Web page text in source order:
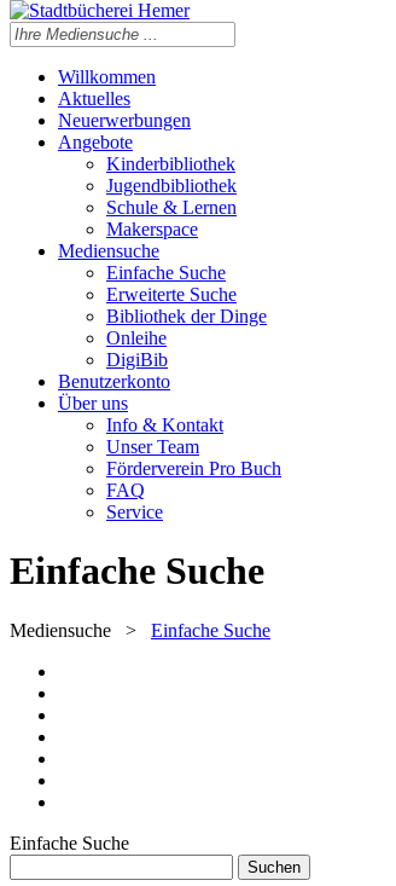
Willkommen
Aktuelles
Neuerwerbungen
Angebote
Kinderbibliothek
Jugendbibliothek
Schule & Lernen
Makerspace
Mediensuche
Einfache Suche
Erweiterte Suche
Bibliothek der Dinge
Onleihe
DigiBib
Benutzerkonto
Über uns
Info & Kontakt
Unser Team
Förderverein Pro Buch
FAQ
Service
Einfache Suche
Mediensuche > Einfache Suche
Einfache Suche